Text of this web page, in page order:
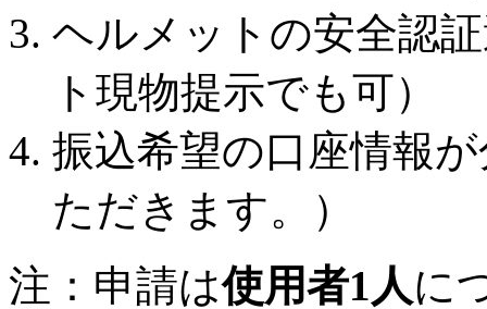
ヘルメットの安全認
ト現物提示でも可）
振込希望の口座情報
ただきます。）
注：申請は使用者1人に